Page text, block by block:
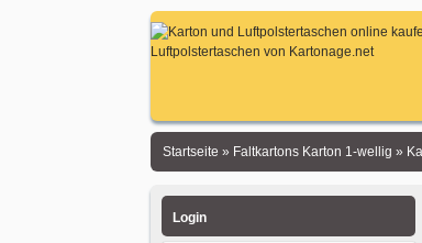
Startseite » Faltkartons Karton 1-wellig »
Login